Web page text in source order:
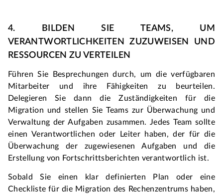
4. BILDEN SIE TEAMS, UM
VERANTWORTLICHKEITEN ZUZUWEISEN UND
RESSOURCEN ZU VERTEILEN
Führen Sie Besprechungen durch, um die verfügbaren
Mitarbeiter und ihre Fähigkeiten zu beurteilen.
Delegieren Sie dann die Zuständigkeiten für die
Migration und stellen Sie Teams zur Überwachung und
Verwaltung der Aufgaben zusammen. Jedes Team sollte
einen Verantwortlichen oder Leiter haben, der für die
Überwachung der zugewiesenen Aufgaben und die
Erstellung von Fortschrittsberichten verantwortlich ist.
Sobald Sie einen klar definierten Plan oder eine
Checkliste für die Migration des Rechenzentrums haben,